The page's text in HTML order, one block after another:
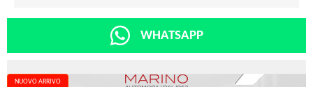
WHATSAPP
NUOVO ARRIVO